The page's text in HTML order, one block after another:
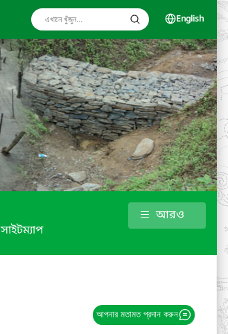
English
সাইটম্যাপ
আরও
আপনার মতামত প্রদান করুন